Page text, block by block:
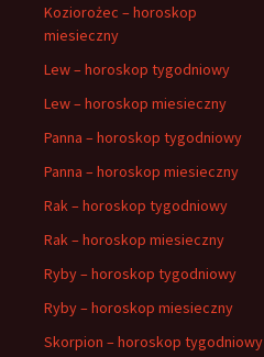
Koziorożec – horoskop
miesieczny
Lew – horoskop tygodniowy
Lew – horoskop miesieczny
Panna – horoskop tygodniowy
Panna – horoskop miesieczny
Rak – horoskop tygodniowy
Rak – horoskop miesieczny
Ryby – horoskop tygodniowy
Ryby – horoskop miesieczny
Skorpion – horoskop tygodniowy